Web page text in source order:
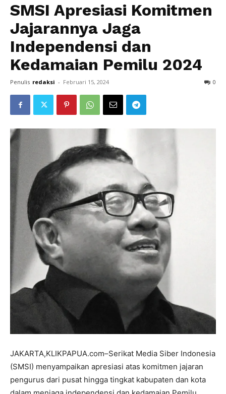
SMSI Apresiasi Komitmen
Jajarannya Jaga
Independensi dan
Kedamaian Pemilu 2024
Penulis redaksi - Februari 15, 2024 0
JAKARTA,KLIKPAPUA.com–Serikat Media Siber Indonesia
(SMSI) menyampaikan apresiasi atas komitmen jajaran
pengurus dari pusat hingga tingkat kabupaten dan kota